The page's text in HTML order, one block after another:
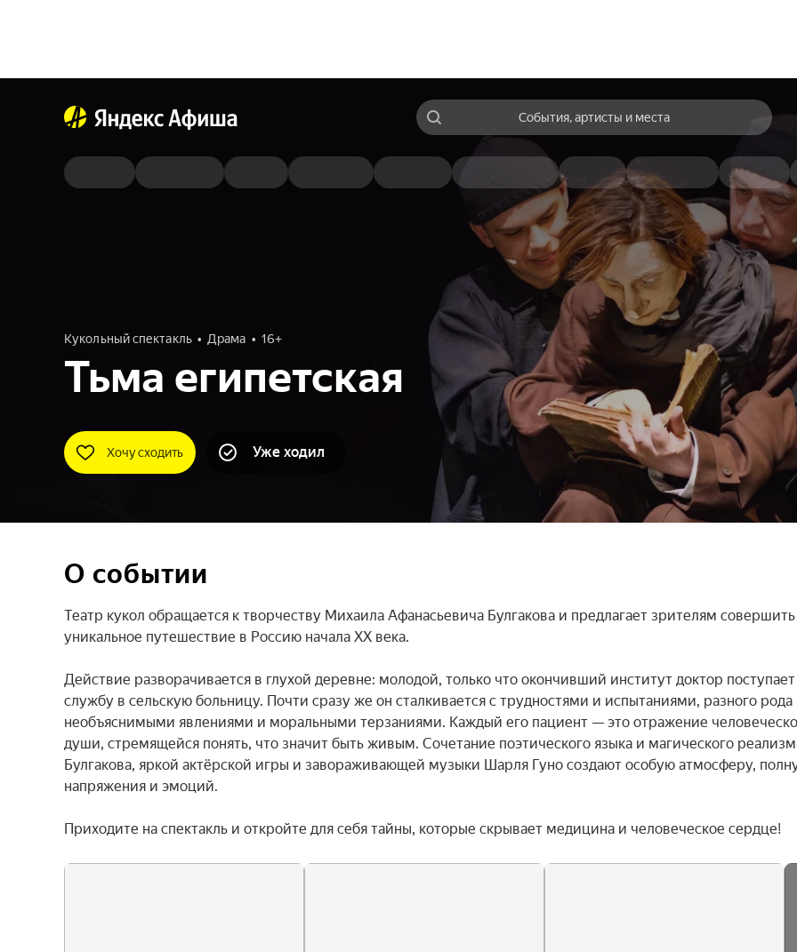
События, артисты и места
Кукольный спектакль Драма 16+
Тьма египетская
Хочу сходить Уже ходил
О событии
Театр кукол обращается к творчеству Михаила Афанасьевича Булгакова и предлагает зрителям совершить
уникальное путешествие в Россию начала XX века.
Действие разворачивается в глухой деревне: молодой, только что окончивший институт доктор
службу в сельскую больницу. Почти сразу же он сталкивается с трудностями и испытаниями, разного рода
необъяснимыми явлениями и моральными терзаниями. Каждый его пациент — это отражение
души, стремящейся понять, что значит быть живым. Сочетание поэтического языка и магического
Булгакова, яркой актёрской игры и завораживающей музыки Шарля Гуно создают особую атмосферу,
напряжения и эмоций.
Приходите на спектакль и откройте для себя тайны, которые скрывает медицина и человеческое сердце!